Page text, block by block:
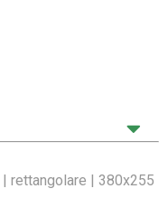
rettangolare | 380x255